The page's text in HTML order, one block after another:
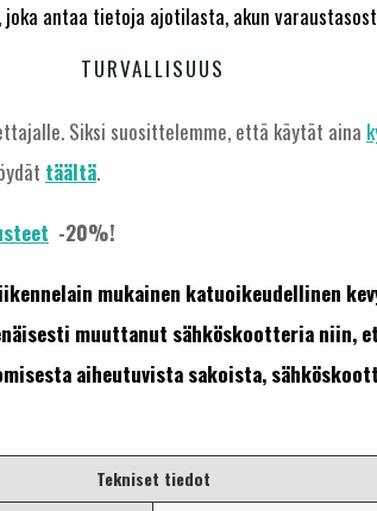
joka antaa tietoja ajotilasta, akun
TURVALLISUUS
Siksi suosittelemme, että käytät aina
täältä.
-20%!
mukainen katuoikeudellinen
muuttanut sähköskootteria niin,
aiheutuvista sakoista,
Tekniset tiedot